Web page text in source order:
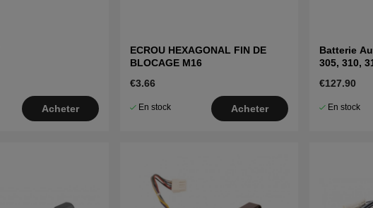
Acheter
ECROU HEXAGONAL FIN DE
BLOCAGE M16
€3.66
En stock Acheter
Batterie
305, 310,
€127.90
En stock